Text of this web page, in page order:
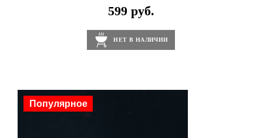
599 руб.
НЕТ В НАЛИЧИИ
Популярное